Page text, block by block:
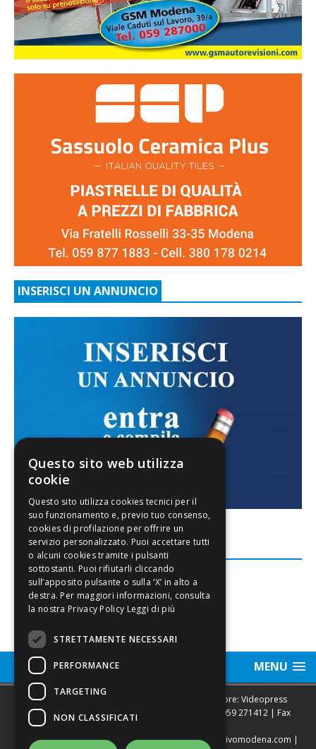
INSERISCI UN ANNUNCIO
FACEBOOK
MENU
Sede legale, Redazione, pubblicità e annunci Editore: Videopress
Modena S.r.l. via Emilia Est, 402/6 - Modena | Tel.
059 271412 | Fax
Direttore Resp. Giovanni Botti | email:redazione@vivomodena.com |
Questo sito web utilizza
cookie
Leggi di più
STRETTAMENTE NECESSARI
PERFORMANCE
TARGETING
NON CLASSIFICATI